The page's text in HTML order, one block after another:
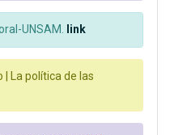
UNSAM. link
| La política de las